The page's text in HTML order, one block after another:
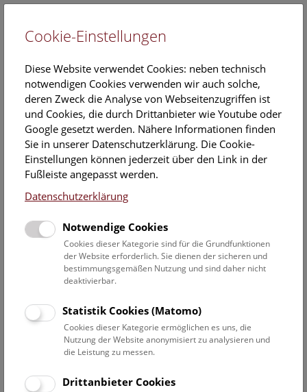
EN
Sammlungsbibliotheken
Die Bibliotheken der einzelnen zoologischen
Sammlungen sind organisatorisch der Zoologischen
Hauptbibliothek angeschlossen.
Für Anfragen und Auskünfte senden Sie ein E-Mail
entweder anbibliothek@nhm.atoder direkt an die
unterhalb genannte Ansprechperson in der jeweiligen
Sammlung.
I. Zoologische Abteilung (Wirbeltiere)
Archäologisch-
Zoologische
Konstantina SALIARI
konstantina.saliari@nhm.at
Cookie-Einstellungen
Diese Website verwendet Cookies: neben technisch
notwendigen Cookies verwenden wir auch solche,
deren Zweck die Analyse von Webseitenzugriffen ist
und Cookies, die durch Drittanbieter wie Youtube oder
Google gesetzt werden. Nähere Informationen finden
Sie in unserer Datenschutzerklärung. Die Cookie-
Einstellungen können jederzeit über den Link in der
Fußleiste angepasst werden.
Datenschutzerklärung
Notwendige Cookies
Cookies dieser Kategorie sind für die Grundfunktionen
der Website erforderlich. Sie dienen der sicheren und
bestimmungsgemäßen Nutzung und sind daher nicht
deaktivierbar.
Statistik Cookies (Matomo)
Cookies dieser Kategorie ermöglichen es uns, die
Nutzung der Website anonymisiert zu analysieren und
die Leistung zu messen.
Drittanbieter Cookies